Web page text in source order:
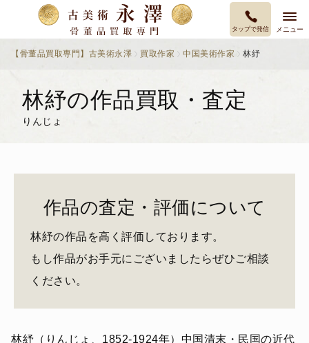
タップで発信 メニュー
【骨董品買取専門】古美術永澤 買取作家 中国美術作家 林紓
林紓の作品買取・査定
りんじょ
作品の査定・評価について
林紓の作品を高く評価しております。
もし作品がお手元にございましたらぜひご相談
ください。
林紓（りんじょ、1852-1924年）中国清末・民国の近代